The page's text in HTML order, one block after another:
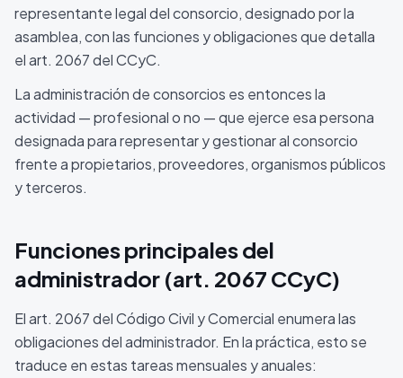
representante legal del consorcio, designado por la
asamblea, con las funciones y obligaciones que detalla
el art. 2067 del CCyC.
La administración de consorcios es entonces la
actividad — profesional o no — que ejerce esa persona
designada para representar y gestionar al consorcio
frente a propietarios, proveedores, organismos públicos
y terceros.
Funciones principales del
administrador (art. 2067 CCyC)
El art. 2067 del Código Civil y Comercial enumera las
obligaciones del administrador. En la práctica, esto se
traduce en estas tareas mensuales y anuales: